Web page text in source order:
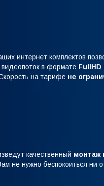
интернет комплектов
видеопоток в формате FullHD
на тарифе не
качественный монтаж
не нужно беспокоиться ни